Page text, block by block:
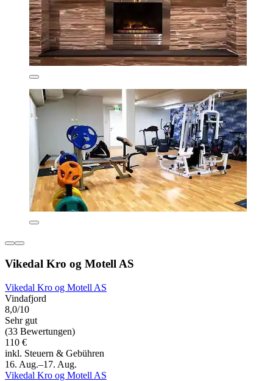
Vikedal Kro og Motell AS
Vikedal Kro og Motell AS
Vindafjord
8,0/10
Sehr gut
(33 Bewertungen)
110 €
inkl. Steuern & Gebühren
16. Aug.–17. Aug.
Vikedal Kro og Motell AS